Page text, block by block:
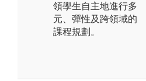
領學生自主地進行多
元、彈性及跨領域的
課程規劃。